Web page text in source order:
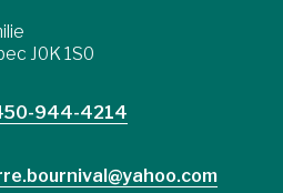
J0K 1S0
944-4214